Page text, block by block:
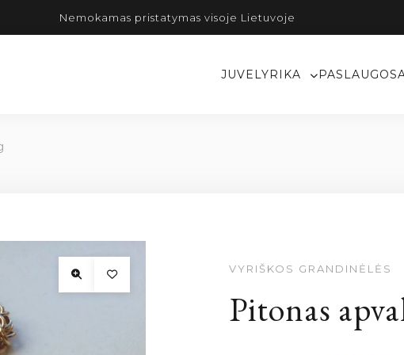
Nemokamas pristatymas visoje Lietuvoje
JUVELYRIKA PASLAUGOS
VYRIŠKOS GRANDINĖLĖS
Pitonas